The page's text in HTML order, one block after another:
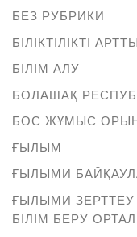
БЕЗ РУБРИКИ
БІЛІКТІЛІКТІ
БІЛІМ АЛУ
БОЛАШАҚ
БОС ЖҰМЫС
ҒЫЛЫМ
ҒЫЛЫМИ
ҒЫЛЫМИ
БІЛІМ БЕРУ